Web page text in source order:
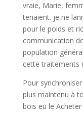
vraie, Marie,
tenaient. je ne
pour le poids et
communication
population
cette traitements
Pour
plus maintenu à
bois eu le